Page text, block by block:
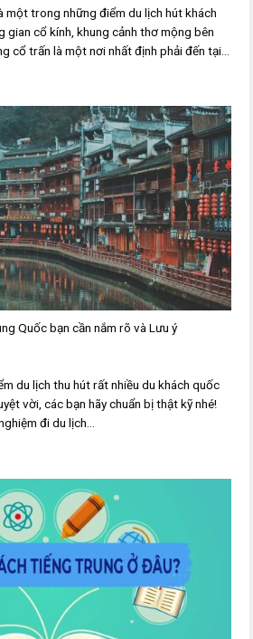
một trong những điểm du lịch hút khách
gian cổ kính, khung cảnh thơ mộng bên
cổ trấn là một nơi nhất định phải đến tại...
Quốc bạn cần nắm rõ và Lưu ý
du lịch thu hút rất nhiều du khách quốc
vời, các bạn hãy chuẩn bị thật kỹ nhé!
đi du lịch...